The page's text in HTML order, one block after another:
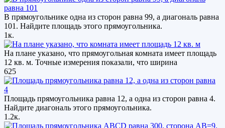
В прямоугольнике одна из сторон равна 99, а диагональ равна
101. Найдите площадь этого прямоугольника.
1к.
На плане указано, что прямоугольная комната имеет площадь
12 кв. м. Точные измерения показали, что ширина
625
Площадь прямоугольника равна 12, а одна из сторон равна 4.
Найдите диагональ этого прямоугольника.
1.2к.